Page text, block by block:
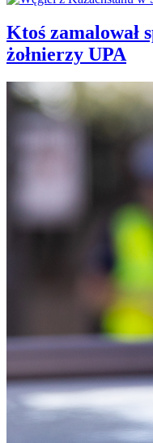
Ktoś zamalował
żołnierzy UPA